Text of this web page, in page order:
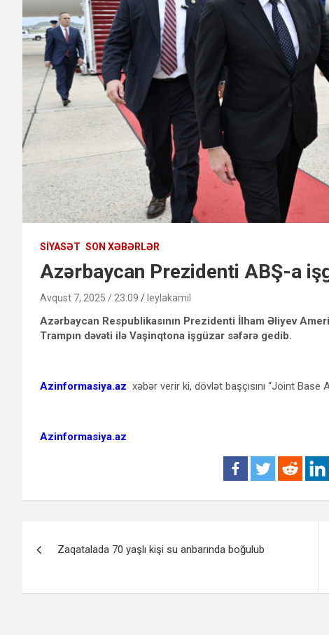
SIYASƏT SON XƏBƏRLƏR
Azərbaycan Prezidenti ABŞ-a
Avqust 7, 2025 / 23:09 leylakamil
Azərbaycan Respublikasının Prezidenti İlham Əliyev
Trampın dəvəti ilə Vaşinqtona işgüzar səfərə gedib.
Azinformasiya.az xəbər verir ki, dövlət başçısını “Joint Base
Azinformasiya.az
naviqasiyası
Zaqatalada 70 yaşlı kişi su anbarında boğulub